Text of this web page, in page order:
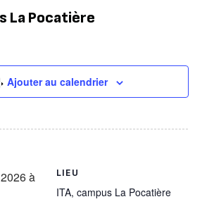
La Pocatière
Ajouter au calendrier
à
LIEU
ITA, campus La Pocatière